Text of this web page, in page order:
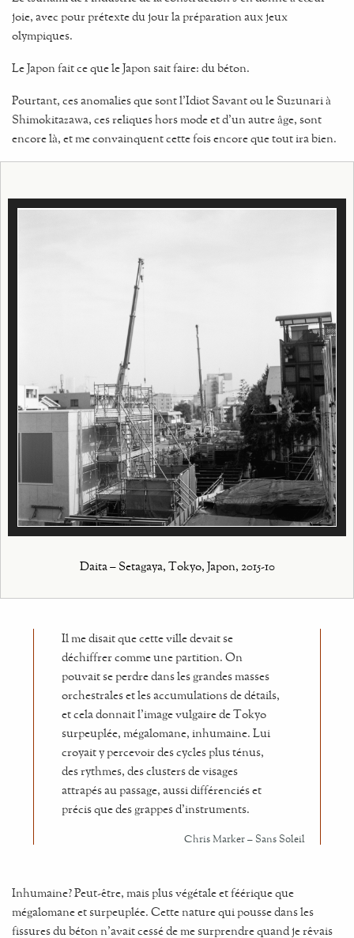
joie, avec pour prétexte du jour la préparation aux jeux
olympiques.
Le Japon fait ce que le Japon sait faire: du béton.
Pourtant, ces anomalies que sont l’Idiot Savant ou le Suzunari à
Shimokitazawa, ces reliques hors mode et d’un autre âge, sont
encore là, et me convainquent cette fois encore que tout ira bien.
Daita – Setagaya, Tokyo, Japon, 2015-10
Il me disait que cette ville devait se
déchiffrer comme une partition. On
pouvait se perdre dans les grandes masses
orchestrales et les accumulations de détails,
et cela donnait l’image vulgaire de Tokyo
surpeuplée, mégalomane, inhumaine. Lui
croyait y percevoir des cycles plus ténus,
des rythmes, des clusters de visages
attrapés au passage, aussi différenciés et
précis que des grappes d’instruments.
Inhumaine? Peut-être, mais plus végétale et féérique que
mégalomane et surpeuplée. Cette nature qui pousse dans les
fissures du béton n’avait cessé de me surprendre quand je rêvais